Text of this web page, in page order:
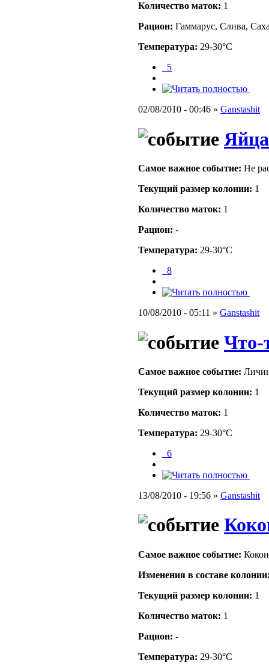
Количество маток: 1
Рацион: Гаммарус, Слива,
Температура: 29-30°C
_5
02/08/2010 - 00:46 » Ganstashit
Самое важное событие: Не
Текущий размер кoлонии: 1
Количество маток: 1
Рацион: -
Температура: 29-30°C
_8
10/08/2010 - 05:11 » Ganstashit
Что-
Самое важное событие:
Текущий размер кoлонии: 1
Количество маток: 1
Температура: 29-30°C
_6
13/08/2010 - 19:56 » Ganstashit
Самое важное событие:
Изменения в составе
Текущий размер кoлонии: 1
Количество маток: 1
Рацион: -
Температура: 29-30°C